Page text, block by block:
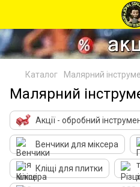
Каталог Малярний
Малярний
Акції - обробний
Венчики для міксера
Кліщі для плитки